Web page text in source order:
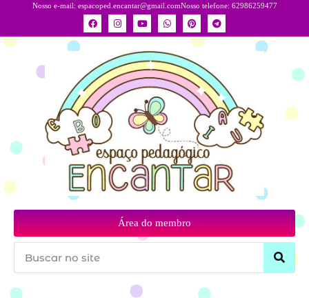
Nosso e-mail: espacoped.encantar@gmail.comNosso telefone: 62986259477
Área do membro